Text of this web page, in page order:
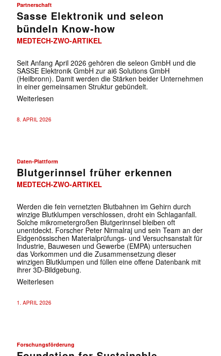
Partnerschaft
Sasse Elektronik und seleon
bündeln Know-how
MEDTECH-ZWO-ARTIKEL
Seit Anfang April 2026 gehören die seleon GmbH und die
SASSE Elektronik GmbH zur ai6 Solutions GmbH
(Heilbronn). Damit werden die Stärken beider Unternehmen
in einer gemeinsamen Struktur gebündelt.
Weiterlesen
8. APRIL 2026
Daten-Plattform
Blutgerinnsel früher erkennen
MEDTECH-ZWO-ARTIKEL
Werden die fein vernetzten Blutbahnen im Gehirn durch
winzige Blutklumpen verschlossen, droht ein Schlaganfall.
Solche mikrometergroßen Blutgerinnsel bleiben oft
unentdeckt. Forscher Peter Nirmalraj und sein Team an der
Eidgenössischen Materialprüfungs- und Versuchsanstalt für
Industrie, Bauwesen und Gewerbe (EMPA) untersuchen
das Vorkommen und die Zusammensetzung dieser
winzigen Blutklumpen und füllen eine offene Datenbank mit
ihrer 3D-Bildgebung.
Weiterlesen
1. APRIL 2026
Forschungsförderung